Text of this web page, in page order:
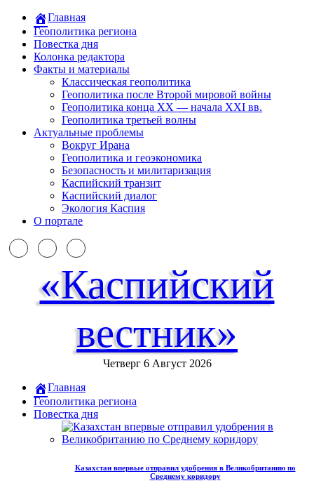
Главная
Геополитика региона
Повестка дня
Колонка редактора
Факты и материалы
Классическая геополитика
Геополитика после Второй мировой войны
Геополитика конца XX — начала XXI вв.
Геополитика третьей волны
Актуальные проблемы
Вокруг Ирана
Геополитика и геоэкономика
Безопасность и милитаризация
Каспийский транзит
Каспийский диалог
Экология Каспия
О портале
«Каспийский
вестник»
Четверг 6 Август 2026
Главная
Геополитика региона
Повестка дня
Казахстан впервые отправил удобрения в Великобританию по
Среднему коридору